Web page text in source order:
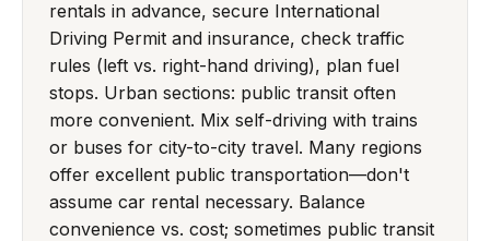
rentals in advance, secure International
Driving Permit and insurance, check traffic
rules (left vs. right-hand driving), plan fuel
stops. Urban sections: public transit often
more convenient. Mix self-driving with trains
or buses for city-to-city travel. Many regions
offer excellent public transportation—don't
assume car rental necessary. Balance
convenience vs. cost; sometimes public transit